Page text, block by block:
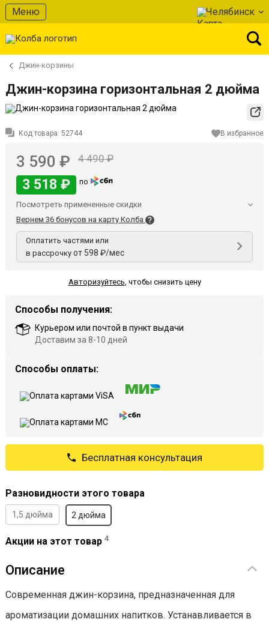
Меню Челябинск
Джин-корзины
Джин-корзина горизонтальная 2 дюйма
Код товара: 52744 В избранное
3 590 ₽ 4 490 ₽
3 518 ₽ по
Посмотреть примененные скидки
Вернем 36 бонусов на карту Колба
Оплатить частями или
в рассрочку от 598 ₽/мес
Авторизуйтесь, чтобы снизить цену
Способы получения:
Курьером или почтой в пункт выдачи
Доставим за 8-10 дней
Способы оплаты:
Бесплатная консультация
Разновидности этого товара
1,5 дюйма 2 дюйма
Акции на этот товар 4
Описание
Современная джин-корзина, предназначенная для
ароматизации домашних напитков. Устанавливается в